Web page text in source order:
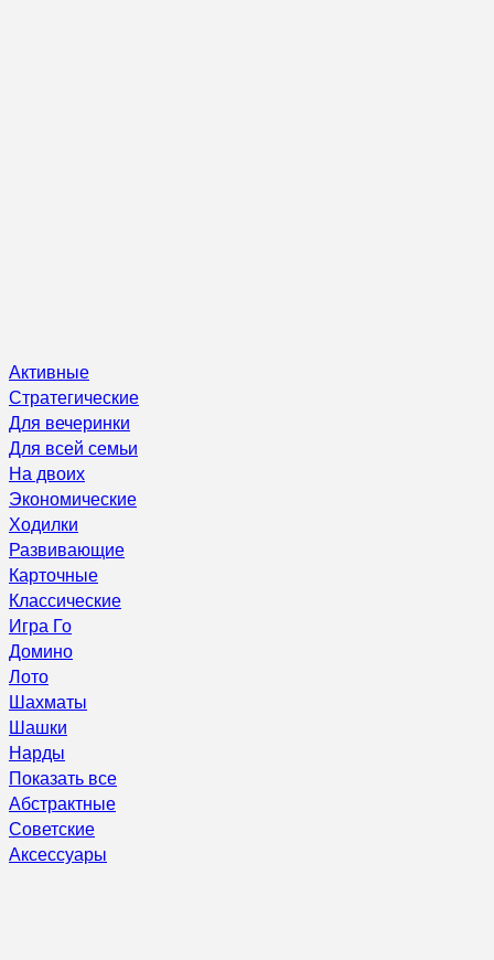
Активные
Стратегические
Для вечеринки
Для всей семьи
На двоих
Экономические
Ходилки
Развивающие
Карточные
Классические
Игра Го
Домино
Лото
Шахматы
Шашки
Нарды
Показать все
Абстрактные
Советские
Аксессуары